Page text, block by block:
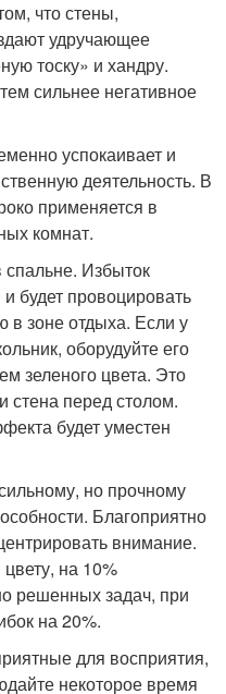
что стены,
удручающее
тоску» и хандру.
сильнее негативное
успокаивает и
деятельность. В
применяется в
комнат.
спальне. Избыток
будет провоцировать
в зоне отдыха. Если у
оборудуйте его
зеленого цвета. Это
стена перед столом.
будет уместен
но прочному
Благоприятно
внимание.
на 10%
решенных задач, при
на 20%.
для восприятия,
некоторое время